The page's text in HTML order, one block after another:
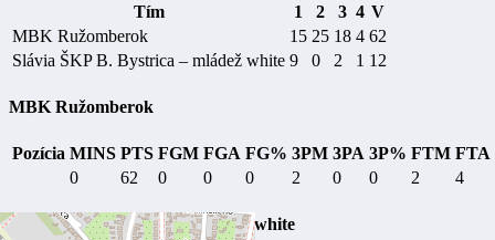
Tím 1 2 3 4 V
MBK Ružomberok
15 25 18 4 62
Slávia ŠKP B. Bystrica – mládež white 9 0 2 1 12
MBK Ružomberok
Pozícia MINS PTS FGM FGA FG% 3PM 3PA 3P% FTM FTA
0
62 0 0 0 2 0 0 2 4
Slávia ŠKP B. Bystrica – mládež white